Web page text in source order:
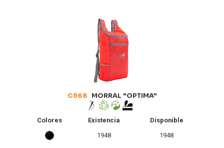
C568 MORRAL "OPTIMA"
Colores Existencia
Disponible
1948
1948